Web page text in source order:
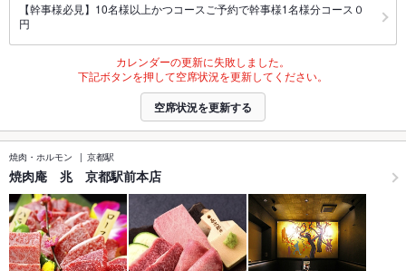
【幹事様必見】10名様以上かつコースご予約で幹事様1名様分コース０
円
カレンダーの更新に失敗しました。
下記ボタンを押して空席状況を更新してください。
空席状況を更新する
焼肉・ホルモン 京都駅
焼肉庵 兆 京都駅前本店